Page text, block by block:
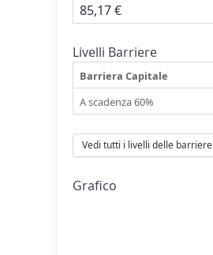
85,17 €
Livelli Barriere
Barriera Capitale
A scadenza 60%
Vedi tutti i livelli delle barriere
Grafico